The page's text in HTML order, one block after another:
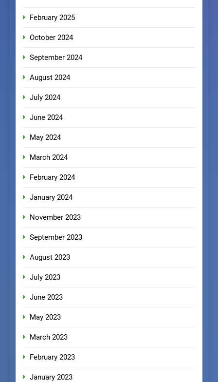
February 2025
October 2024
September 2024
August 2024
July 2024
June 2024
May 2024
March 2024
February 2024
January 2024
November 2023
September 2023
August 2023
July 2023
June 2023
May 2023
March 2023
February 2023
January 2023